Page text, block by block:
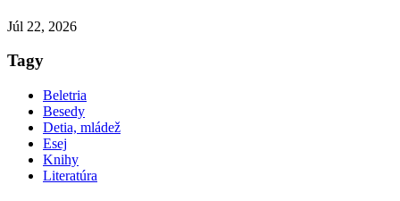
Júl 22, 2026
Tagy
Beletria
Besedy
Detia, mládež
Esej
Knihy
Literatúra